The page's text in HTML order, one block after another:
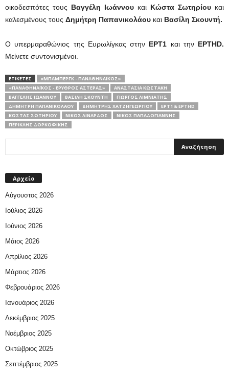
οικοδεσπότες τους Βαγγέλη Ιωάννου και Κώστα Σωτηρίου και
καλεσμένους τους Δημήτρη Παπανικολάου και Βασίλη Σκουντή.
Ο υπερμαραθώνιος της Ευρωλίγκας στην ΕΡΤ1 και την ΕΡΤHD.
Μείνετε συντονισμένοι.
ΕΤΙΚΕΤΕΣ
«ΜΠΆΜΠΕΡΓΚ - ΠΑΝΑΘΗΝΑΪΚΌΣ»
«ΠΑΝΑΘΗΝΑΪΚΌΣ - ΕΡΥΘΡΌΣ ΑΣΤΈΡΑΣ»
ΑΝΑΣΤΑΣΊΑ ΚΩΣΤΆΚΗ
ΒΑΓΓΈΛΗΣ ΙΩΆΝΝΟΥ
ΒΑΣΊΛΗ ΣΚΟΥΝΤΉ
ΓΙΏΡΓΟΣ ΛΙΜΝΙΆΤΗΣ
ΔΗΜΉΤΡΗ ΠΑΠΑΝΙΚΟΛΆΟΥ
ΔΗΜΉΤΡΗΣ ΧΑΤΖΗΓΕΩΡΓΊΟΥ
ΕΡΤ1 & ΕΡΤHD
ΚΏΣΤΑΣ ΣΩΤΗΡΊΟΥ
ΝΊΚΟΣ ΛΙΝΆΡΔΟΣ
ΝΊΚΟΣ ΠΑΠΑΔΟΓΙΆΝΝΗΣ
ΠΕΡΙΚΛΉΣ ΔΟΡΚΟΦΊΚΗΣ
Αρχείο
Αύγουστος 2026
Ιούλιος 2026
Ιούνιος 2026
Μάιος 2026
Απρίλιος 2026
Μάρτιος 2026
Φεβρουάριος 2026
Ιανουάριος 2026
Δεκέμβριος 2025
Νοέμβριος 2025
Οκτώβριος 2025
Σεπτέμβριος 2025